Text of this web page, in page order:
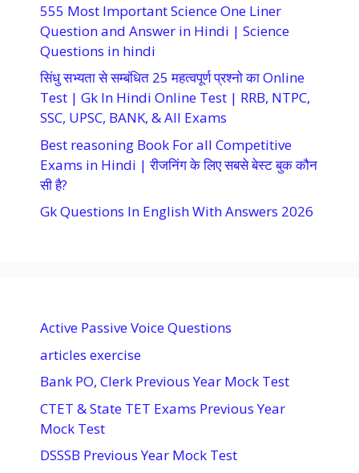
555 Most Important Science One Liner
Question and Answer in Hindi | Science
Questions in hindi
सिंधु सभ्यता से सम्बंधित 25 महत्वपूर्ण प्रश्नो का Online
Test | Gk In Hindi Online Test | RRB, NTPC,
SSC, UPSC, BANK, & All Exams
Best reasoning Book For all Competitive
Exams in Hindi | रीजनिंग के लिए सबसे बेस्ट बुक कौन
सी है?
Gk Questions In English With Answers 2026
Active Passive Voice Questions
articles exercise
Bank PO, Clerk Previous Year Mock Test
CTET & State TET Exams Previous Year
Mock Test
DSSSB Previous Year Mock Test